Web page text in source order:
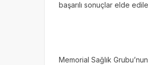
başarılı sonuçlar elde
Memorial Sağlık